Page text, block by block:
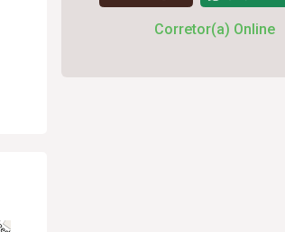
Corretor(a) Online